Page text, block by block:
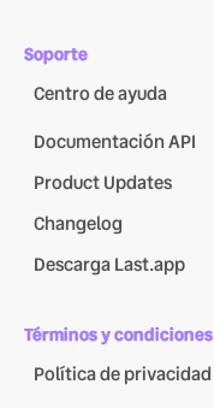
Soporte
Centro de ayuda
Documentación API
Product Updates
Changelog
Descarga Last.app
Términos y condiciones
Política de privacidad